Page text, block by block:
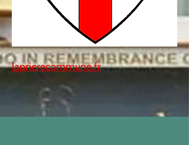
laprierecommune.fr